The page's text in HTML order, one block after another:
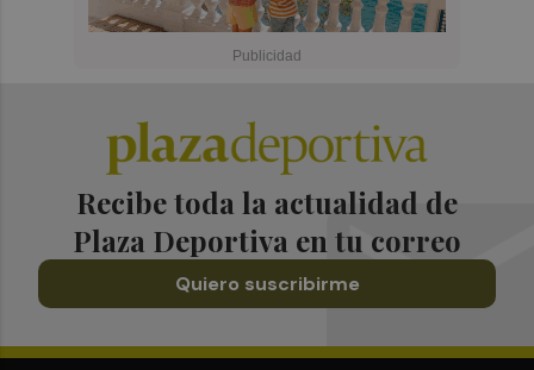
Recibe toda la actualidad de
Plaza Deportiva en tu correo
Quiero suscribirme